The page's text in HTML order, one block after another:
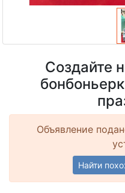
Создайте
Объявление
Найти